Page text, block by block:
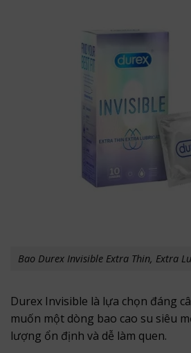
Bao Durex Invisible Extra Thin, Extra
Durex Invisible là lựa chọn đáng
muốn một dòng bao cao su siêu
lượng ổn định và dễ làm quen.